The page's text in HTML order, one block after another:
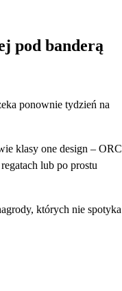
pod banderą
ponownie tydzień na
klasy one design – ORC
lub po prostu
których nie spotyka